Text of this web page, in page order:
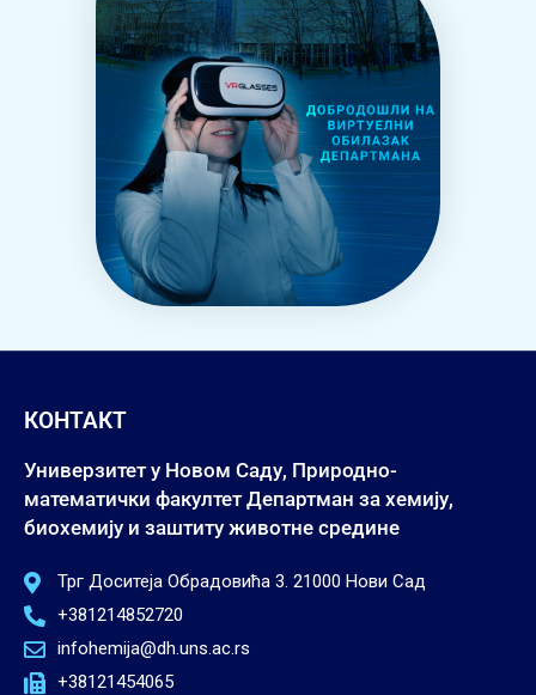
КОНТАКТ
Универзитет у Новом Саду, Природно-
математички факултет Департман за хемију,
биохемију и заштиту животне средине
Трг Доситеја Обрадовића 3. 21000 Нови Сад
+381214852720
infohemija@dh.uns.ac.rs
+38121454065